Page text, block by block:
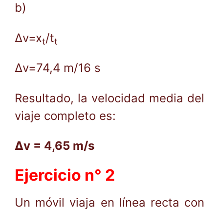
b)
Δv=xt/tt
Δv=74,4 m/16 s
Resultado, la velocidad media del
viaje completo es:
Δv = 4,65 m/s
Ejercicio n° 2
Un móvil viaja en línea recta con